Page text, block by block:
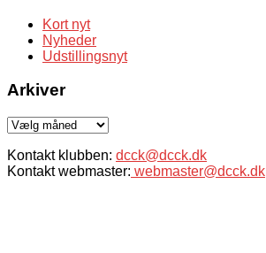
Kort nyt
Nyheder
Udstillingsnyt
Arkiver
Arkiver
Kontakt klubben: dcck@dcck.dk
Kontakt webmaster: webmaster@dcck.dk